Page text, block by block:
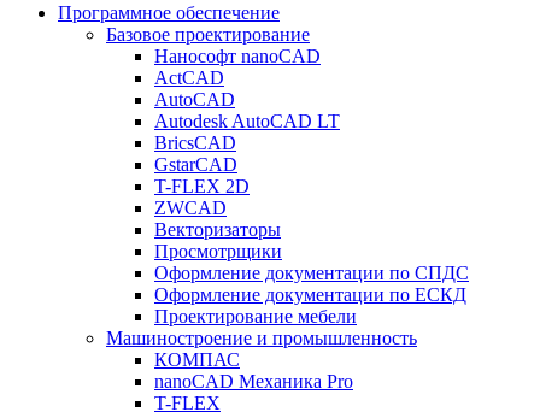
Программное обеспечение
Базовое проектирование
Нанософт nanoCAD
ActCAD
AutoCAD
Autodesk AutoCAD LT
BricsCAD
GstarCAD
T-FLEX 2D
ZWCAD
Векторизаторы
Просмотрщики
Оформление документации по СПДС
Оформление документации по ЕСКД
Проектирование мебели
Машиностроение и промышленность
КОМПАС
nanoCAD Механика Pro
T-FLEX